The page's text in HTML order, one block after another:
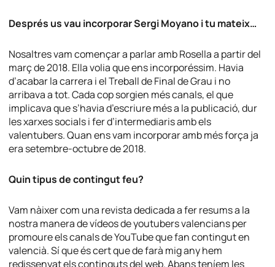
Després us vau incorporar Sergi Moyano i tu mateix…
Nosaltres vam començar a parlar amb Rosella a partir del
març de 2018. Ella volia que ens incorporéssim. Havia
d’acabar la carrera i el Treball de Final de Grau i no
arribava a tot. Cada cop sorgien més canals, el que
implicava que s’havia d’escriure més a la publicació, dur
les xarxes socials i fer d’intermediaris amb els
valentubers. Quan ens vam incorporar amb més força ja
era setembre-octubre de 2018.
Quin tipus de contingut feu?
Vam nàixer com una revista dedicada a fer resums a la
nostra manera de vídeos de youtubers valencians per
promoure els canals de YouTube que fan contingut en
valencià. Sí que és cert que de farà mig any hem
redissenyat els continguts del web. Abans teníem les